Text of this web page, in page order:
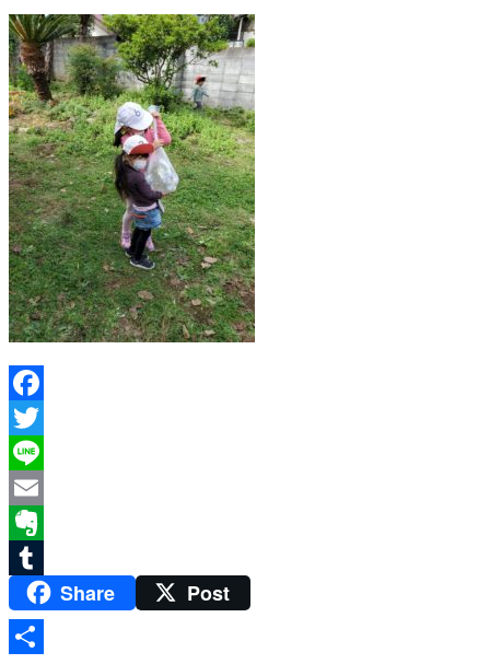
Facebook
Twitter
Line
Email
Evernote
TumblrShare Post